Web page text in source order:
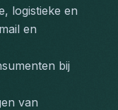
logistieke en
en
bij
van